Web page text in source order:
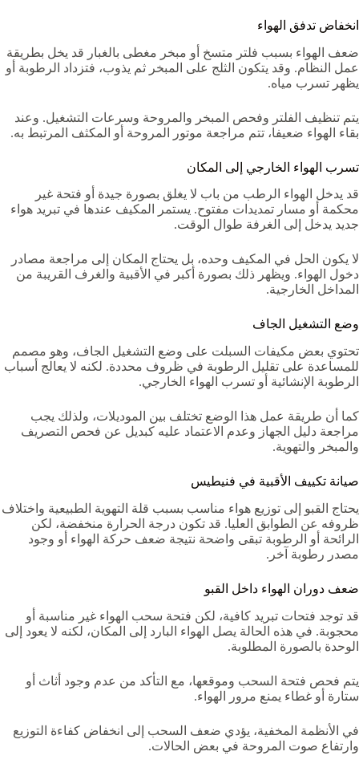
انخفاض تدفق الهواء
ضعف الهواء بسبب فلتر متسخ أو مبخر مغطى بالغبار قد يخل بطريقة
عمل النظام. وقد يتكون الثلج على المبخر ثم يذوب، فتزداد الرطوبة أو
يظهر تسرب مياه.
يتم تنظيف الفلتر وفحص المبخر والمروحة وسرعات التشغيل. وعند
بقاء الهواء ضعيفا، تتم مراجعة موتور المروحة أو المكثف المرتبط به.
تسرب الهواء الخارجي إلى المكان
قد يدخل الهواء الرطب من باب لا يغلق بصورة جيدة أو فتحة غير
محكمة أو مسار تمديدات مفتوح. يستمر المكيف عندها في تبريد هواء
جديد يدخل إلى الغرفة طوال الوقت.
لا يكون الحل في المكيف وحده، بل يحتاج المكان إلى مراجعة مصادر
دخول الهواء. ويظهر ذلك بصورة أكبر في الأقبية والغرف القريبة من
المداخل الخارجية.
وضع التشغيل الجاف
تحتوي بعض مكيفات السبلت على وضع التشغيل الجاف، وهو مصمم
للمساعدة على تقليل الرطوبة في ظروف محددة. لكنه لا يعالج أسباب
الرطوبة الإنشائية أو تسرب الهواء الخارجي.
كما أن طريقة عمل هذا الوضع تختلف بين الموديلات، ولذلك يجب
مراجعة دليل الجهاز وعدم الاعتماد عليه كبديل عن فحص التصريف
والمبخر والتهوية.
صيانة تكييف الأقبية في فنيطيس
يحتاج القبو إلى توزيع هواء مناسب بسبب قلة التهوية الطبيعية واختلاف
ظروفه عن الطوابق العليا. قد تكون درجة الحرارة منخفضة، لكن
الرائحة أو الرطوبة تبقى واضحة نتيجة ضعف حركة الهواء أو وجود
مصدر رطوبة آخر.
ضعف دوران الهواء داخل القبو
قد توجد فتحات تبريد كافية، لكن فتحة سحب الهواء غير مناسبة أو
محجوبة. في هذه الحالة يصل الهواء البارد إلى المكان، لكنه لا يعود إلى
الوحدة بالصورة المطلوبة.
يتم فحص فتحة السحب وموقعها، مع التأكد من عدم وجود أثاث أو
ستارة أو غطاء يمنع مرور الهواء.
في الأنظمة المخفية، يؤدي ضعف السحب إلى انخفاض كفاءة التوزيع
وارتفاع صوت المروحة في بعض الحالات.